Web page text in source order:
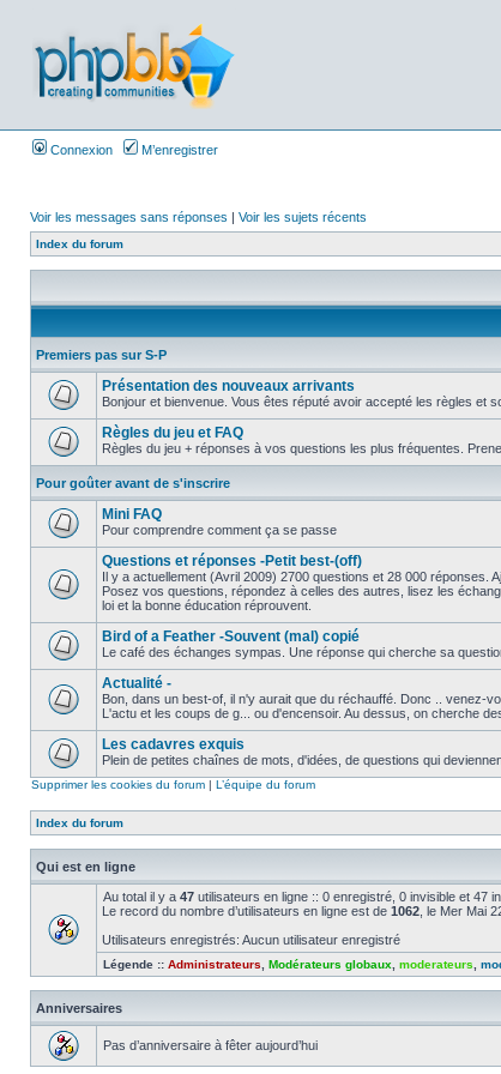
Connexion M’enregistrer
Voir les messages sans réponses | Voir les sujets récents
Index du forum
Premiers pas sur S-P
Présentation des nouveaux arrivants
Bonjour et bienvenue. Vous êtes réputé avoir accepté les règles et
Règles du jeu et FAQ
Règles du jeu + réponses à vos questions les plus fréquentes.
Pour goûter avant de s'inscrire
Mini FAQ
Pour comprendre comment ça se passe
Questions et réponses -Petit best-(off)
Il y a actuellement (Avril 2009) 2700 questions et 28 000 réponses.
Posez vos questions, répondez à celles des autres, lisez les
loi et la bonne éducation réprouvent.
Bird of a Feather -Souvent (mal) copié
Le café des échanges sympas. Une réponse qui cherche sa
Actualité -
Bon, dans un best-of, il n'y aurait que du réchauffé. Donc .. venez-
L'actu et les coups de g... ou d'encensoir. Au dessus, on cherche
Les cadavres exquis
Plein de petites chaînes de mots, d'idées, de questions qui
Supprimer les cookies du forum | L’équipe du forum
Index du forum
Qui est en ligne
Au total il y a 47 utilisateurs en ligne :: 0 enregistré, 0 invisible et 47
Le record du nombre d’utilisateurs en ligne est de 1062 , le Mer Mai
Utilisateurs enregistrés: Aucun utilisateur enregistré
Légende :: Administrateurs Modérateurs globaux moderateurs
Anniversaires
Pas d’anniversaire à fêter aujourd’hui